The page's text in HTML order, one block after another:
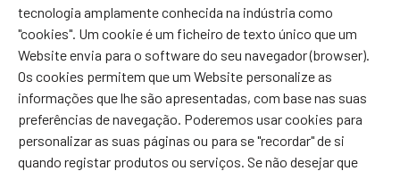
tecnologia amplamente conhecida na indústria como
"cookies". Um cookie é um ficheiro de texto único que um
Website envia para o software do seu navegador (browser).
Os cookies permitem que um Website personalize as
informações que lhe são apresentadas, com base nas suas
preferências de navegação. Poderemos usar cookies para
personalizar as suas páginas ou para se "recordar" de si
quando registar produtos ou serviços. Se não desejar que